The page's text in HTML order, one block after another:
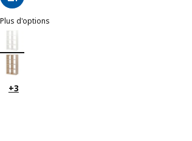
Plus d'options
KALLAX
Option : KALLAX, Étagère, blanc, 77x147 cm
Option : KALLAX, Étagère, effet chêne blanchi,
+3